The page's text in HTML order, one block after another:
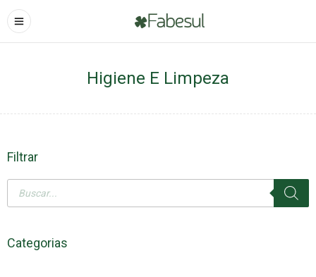
Higiene E Limpeza
Filtrar
Categorias